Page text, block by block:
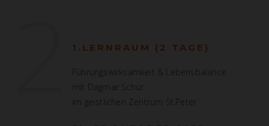
1.LERNRAUM (2 TAGE)
Führungswirksamkeit & Lebensbalance
mit Dagmar Schur
im geistlichen Zentrum St.Peter